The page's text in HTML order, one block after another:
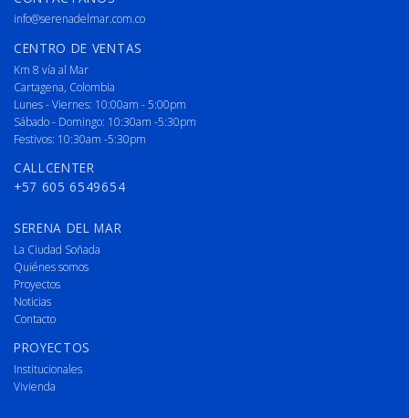
info@serenadelmar.com.co
CENTRO DE VENTAS
Km 8 vía al Mar
Cartagena, Colombia
Lunes - Viernes: 10:00am - 5:00pm
Sábado - Domingo: 10:30am -5:30pm
Festivos: 10:30am -5:30pm
CALLCENTER
+57 605 6549654
SERENA DEL MAR
La Ciudad Soñada
Quiénes somos
Proyectos
Noticias
Contacto
PROYECTOS
Institucionales
Vivienda